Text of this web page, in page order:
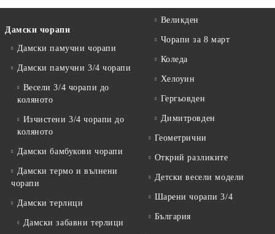
Дамски чорапи
Дамски памучни чорапи
Дамски памучни 3/4 чорапи
Весели 3/4 чорапи до
коляното
Изчистени 3/4 чорапи до
коляното
Дамски бамбукови чорапи
Дамски термо и вълнени
чорапи
Дамски терлици
Дамски забавни терлици
Великден
Чорапи за 8 март
Коледа
Хелоуин
Гергьовден
Димитровден
Геометрични
Открий разликите
Детски весели модели
Шарени чорапи 3/4
България